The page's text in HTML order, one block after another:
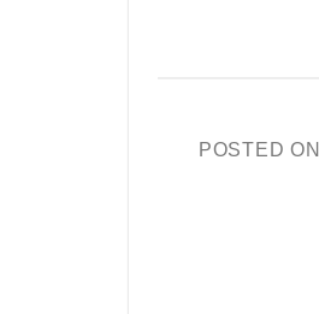
POSTED ON